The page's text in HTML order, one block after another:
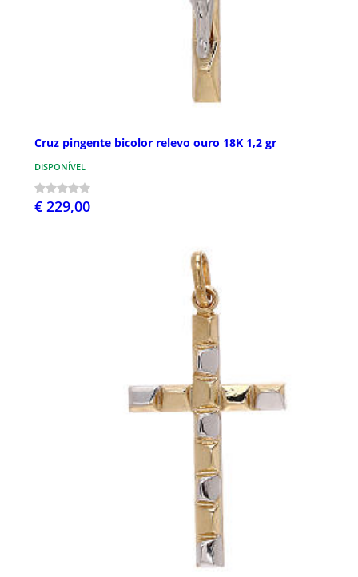
Cruz pingente bicolor relevo ouro 18K 1,2 gr
DISPONÍVEL
€ 229,00